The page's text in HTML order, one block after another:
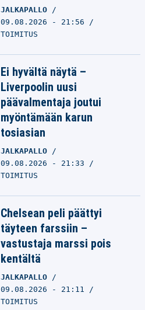
JALKAPALLO
09.08.2026 - 21:56
TOIMITUS
Ei hyvältä näytä –
Liverpoolin uusi
päävalmentaja joutui
myöntämään karun
tosiasian
JALKAPALLO
09.08.2026 - 21:33
TOIMITUS
Chelsean peli päättyi
täyteen farssiin –
vastustaja marssi pois
kentältä
JALKAPALLO
09.08.2026 - 21:11
TOIMITUS